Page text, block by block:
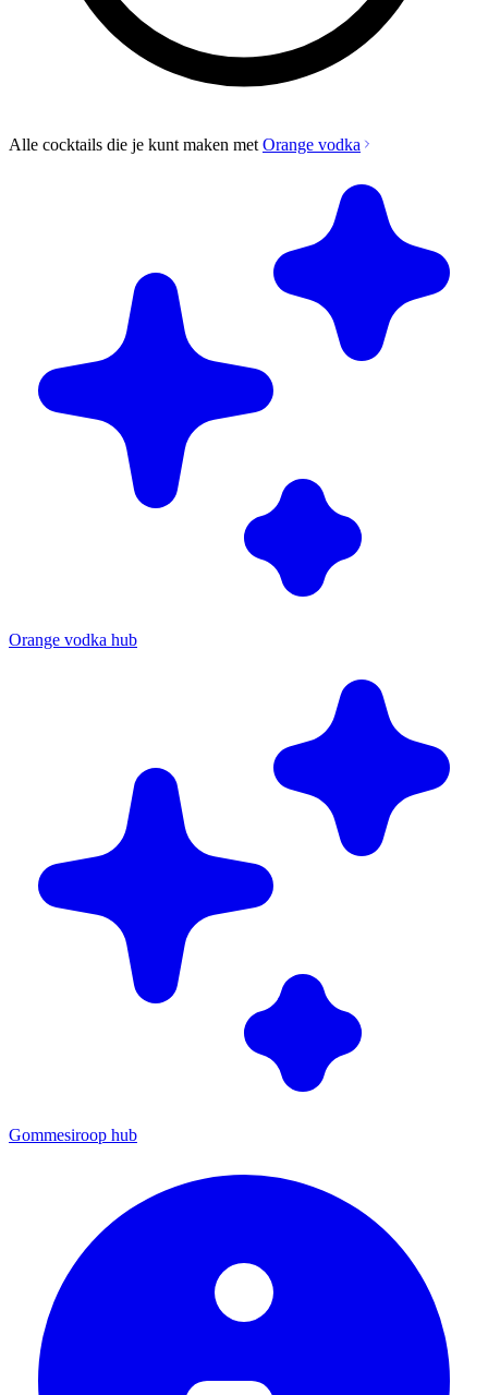
Alle cocktails die je kunt maken met Orange vodka
Orange vodka hub
Gommesiroop hub